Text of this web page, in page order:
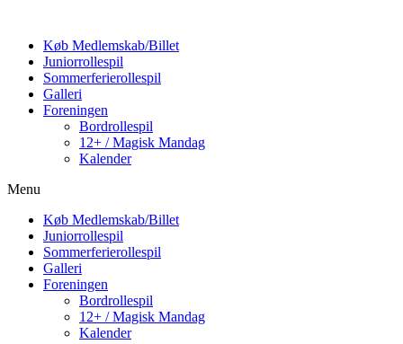
Køb Medlemskab/Billet
Juniorrollespil
Sommerferierollespil
Galleri
Foreningen
Bordrollespil
12+ / Magisk Mandag
Kalender
Menu
Køb Medlemskab/Billet
Juniorrollespil
Sommerferierollespil
Galleri
Foreningen
Bordrollespil
12+ / Magisk Mandag
Kalender